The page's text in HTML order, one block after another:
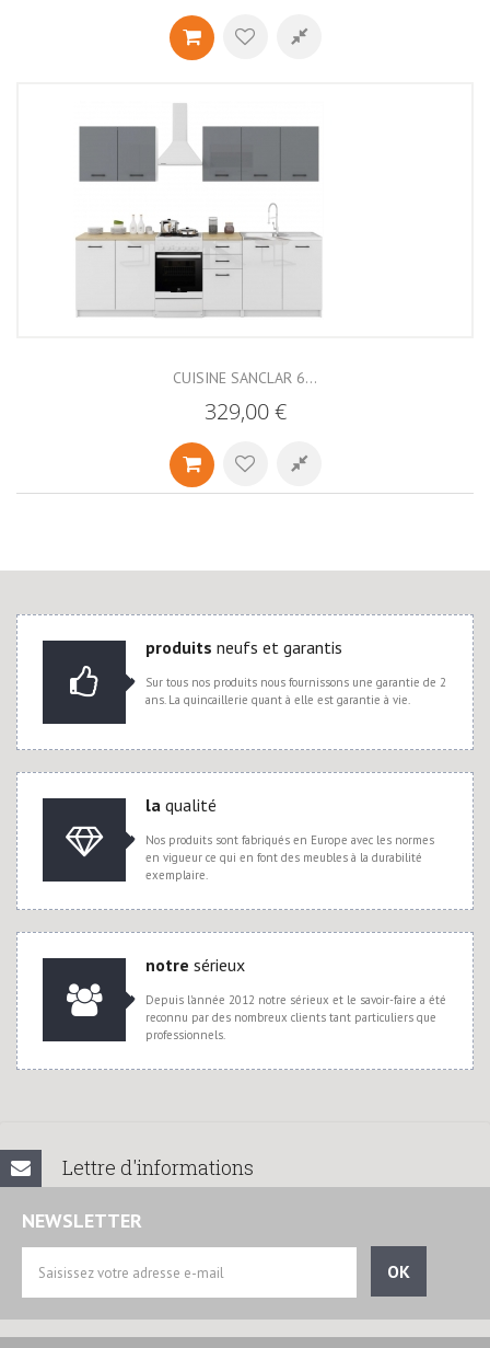
CUISINE SANCLAR 6...
329,00 €
produits neufs et garantis
Sur tous nos produits nous fournissons une garantie de 2
ans. La quincaillerie quant à elle est garantie à vie.
la qualité
Nos produits sont fabriqués en Europe avec les normes
en vigueur ce qui en font des meubles à la durabilité
exemplaire.
notre sérieux
Depuis l'année 2012 notre sérieux et le savoir-faire a été
reconnu par des nombreux clients tant particuliers que
professionnels.
Lettre d'informations
NEWSLETTER
OK